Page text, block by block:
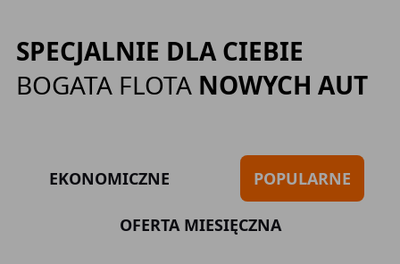
SPECJALNIE DLA CIEBIE
BOGATA FLOTA NOWYCH AUT
EKONOMICZNE POPULARNE
OFERTA MIESIĘCZNA